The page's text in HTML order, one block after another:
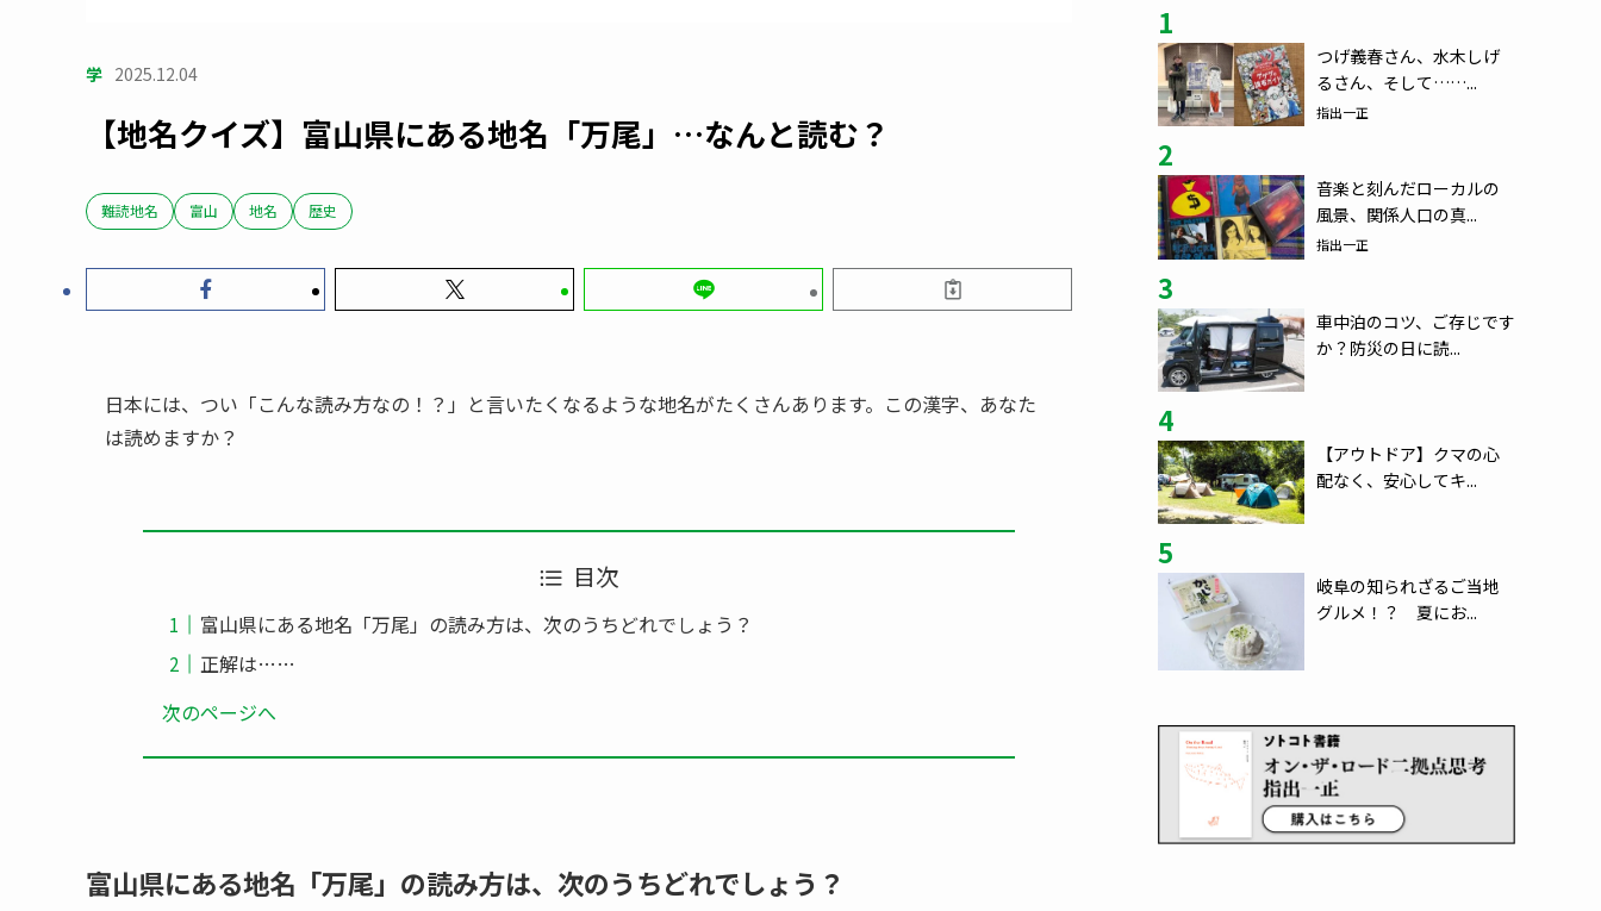
学 2025.12.04
【地名クイズ】富山県にある地名「万尾」…なんと読む？
難読地名 富山 地名 歴史
日本には、つい「こんな読み方なの！？」と言いたくなるような地名がたくさんあります。この漢字、あなた
は読めますか？
目次
富山県にある地名「万尾」の読み方は、次のうちどれでしょう？
正解は……
次のページへ
富山県にある地名「万尾」の読み方は、次のうちどれでしょう？
1
つげ義春さん、水木しげ
るさん、そして……...
指出一正
2
音楽と刻んだローカルの
風景、関係人口の真...
指出一正
3
車中泊のコツ、ご存じです
か？防災の日に読...
4
【アウトドア】クマの心
配なく、安心してキ...
5
岐阜の知られざるご当地
グルメ！？ 夏にお...